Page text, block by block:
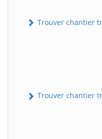
Trouver chantier
Trouver chantier